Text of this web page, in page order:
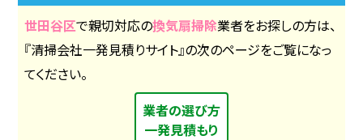
世田谷区で親切対応の換気扇掃除業者をお探しの方は、
『清掃会社一発見積りサイト』の次のページをご覧になっ
てください。
業者の選び方
一発見積もり